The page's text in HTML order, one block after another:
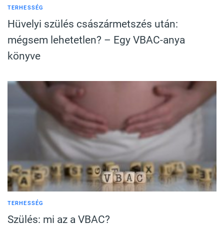
TERHESSÉG
Hüvelyi szülés császármetszés után:
mégsem lehetetlen? – Egy VBAC-anya
könyve
TERHESSÉG
Szülés: mi az a VBAC?